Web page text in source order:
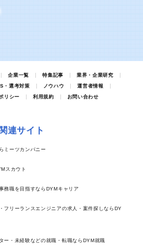
企業一覧 特集記事
業界・企業研究
・選考対策 ノウハウ
運営者情報
リシー
利用規約 お問い合わせ
連サイト
ミーツカンパニー
スカウト
務職を目指すならDYMキャリア
フリーランスエンジニアの求人・案件探しならDY
ー・未経験などの就職・転職ならDYM就職